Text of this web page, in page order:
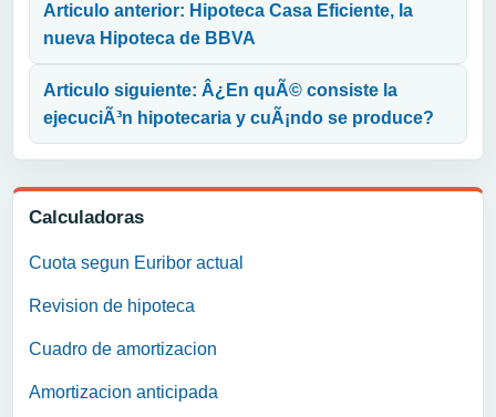
Calculadoras
Cuota segun Euribor actual
Revision de hipoteca
Cuadro de amortizacion
Amortizacion anticipada
Articulo anterior: Hipoteca Casa Eficiente, la
nueva Hipoteca de BBVA
Articulo siguiente: Â¿En quÃ© consiste la
ejecuciÃ³n hipotecaria y cuÃ¡ndo se produce?